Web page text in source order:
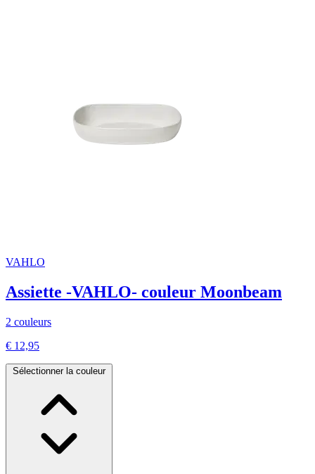
VAHLO
Assiette -VAHLO- couleur Moonbeam
2 couleurs
€ 12,95
Sélectionner la couleur